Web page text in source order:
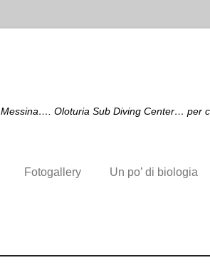
Oloturia Sub Diving Center… per
Fotogallery Un po’ di biologia